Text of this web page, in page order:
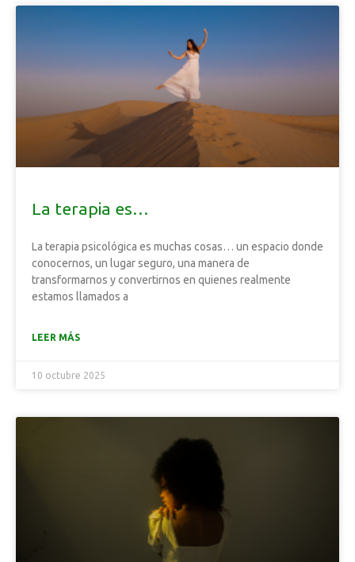
La terapia es…
La terapia psicológica es muchas cosas… un espacio donde
conocernos, un lugar seguro, una manera de
transformarnos y convertirnos en quienes realmente
estamos llamados a
LEER MÁS
10 octubre 2025